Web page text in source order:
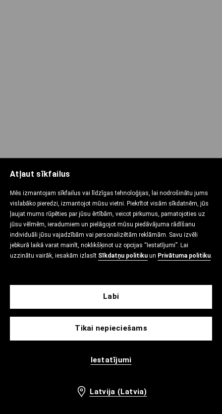
Atļaut sīkfailus
Mēs izmantojam sīkfailus vai līdzīgas tehnoloģijas, lai nodrošinātu jums
vislabāko pieredzi, izmantojot mūsu vietni. Piekrītot visām sīkdatnēm, jūs
ļaujat mums rūpēties par jūsu ērtībām, veicot pirkumus, pamatojoties uz
jūsu vēlmēm, ieradumiem un pielāgojot mūsu piedāvājuma rādīšanu
individuāli jūsu vajadzībām vai personalizētām reklāmām. Savu izvēli
jebkurā laikā varat mainīt, noklikšķinot uz opcijas “Iestatījumi”. Lai
uzzinātu vairāk, iesakām izlasīt Sīkdatņu politiku un Privātuma politiku.
Tikai nepieciešams
Iestatījumi
Labi
Latvija (Latvia)